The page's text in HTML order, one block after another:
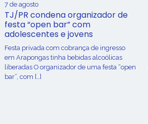
7 de agosto
TJ/PR condena organizador de
festa “open bar” com
adolescentes e jovens
Festa privada com cobrança de ingresso
em Arapongas tinha bebidas alcoólicas
liberadas O organizador de uma festa “open
bar”, com […]